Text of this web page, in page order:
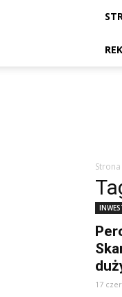
Strona
17